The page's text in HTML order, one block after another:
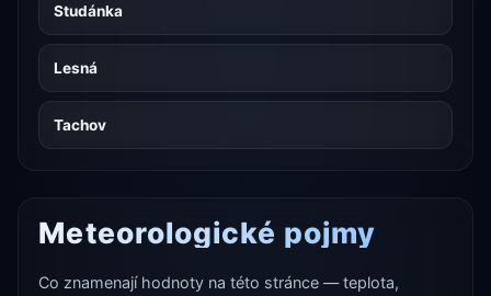
Studánka
Lesná
Tachov
Meteorologické pojmy
Co znamenají hodnoty na této stránce — teplota,